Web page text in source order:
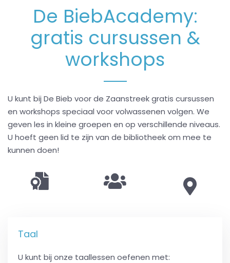
De BiebAcademy:
gratis cursussen &
workshops
U kunt bij De Bieb voor de Zaanstreek gratis cursussen
en workshops speciaal voor volwassenen volgen. We
geven les in kleine groepen en op verschillende niveaus.
U hoeft geen lid te zijn van de bibliotheek om mee te
kunnen doen!
Taal
U kunt bij onze taallessen oefenen met: